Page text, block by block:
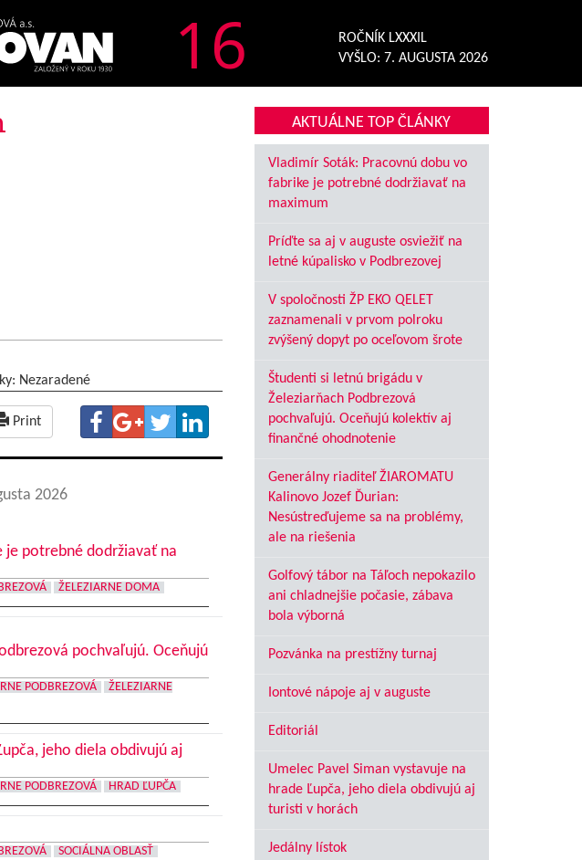
16
ROČNÍK LXXXIL
VYŠLO: 7. AUGUSTA 2026
Nezaradené
Print
2026
je potrebné dodržiavať na
ŽELEZIARNE DOMA
pochvaľujú. Oceňujú
PODBREZOVÁ
ŽELEZIARNE
jeho diela obdivujú aj
PODBREZOVÁ HRAD ĽUPČA
SOCIÁLNA OBLASŤ
AKTUÁLNE TOP ČLÁNKY
Vladimír Soták: Pracovnú dobu vo
fabrike je potrebné dodržiavať na
maximum
Príďte sa aj v auguste osviežiť na
letné kúpalisko v Podbrezovej
V spoločnosti ŽP EKO QELET
zaznamenali v prvom polroku
zvýšený dopyt po oceľovom šrote
Študenti si letnú brigádu v
Železiarňach Podbrezová
pochvaľujú. Oceňujú kolektív aj
finančné ohodnotenie
Generálny riaditeľ ŽIAROMATU
Kalinovo Jozef Ďurian:
Nesústreďujeme sa na problémy,
ale na riešenia
Golfový tábor na Táľoch nepokazilo
ani chladnejšie počasie, zábava
bola výborná
Pozvánka na prestížny turnaj
Iontové nápoje aj v auguste
Editoriál
Umelec Pavel Siman vystavuje na
hrade Ľupča, jeho diela obdivujú aj
turisti v horách
Jedálny lístok